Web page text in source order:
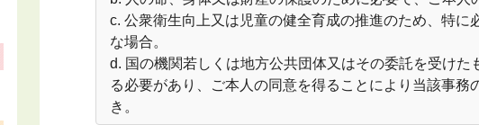
c. 公衆衛生向上又は児童の健全育成の推進のため、特に
な場合。
d. 国の機関若しくは地方公共団体又はその委託を受け
る必要があり、ご本人の同意を得ることにより当該事務
き。